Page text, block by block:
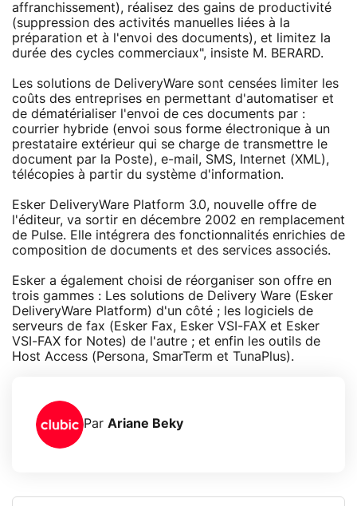
affranchissement), réalisez des gains de productivité
(suppression des activités manuelles liées à la
préparation et à l'envoi des documents), et limitez la
durée des cycles commerciaux", insiste M. BERARD.
Les solutions de DeliveryWare sont censées limiter les
coûts des entreprises en permettant d'automatiser et
de dématérialiser l'envoi de ces documents par :
courrier hybride (envoi sous forme électronique à un
prestataire extérieur qui se charge de transmettre le
document par la Poste), e-mail, SMS, Internet (XML),
télécopies à partir du système d'information.
Esker DeliveryWare Platform 3.0, nouvelle offre de
l'éditeur, va sortir en décembre 2002 en remplacement
de Pulse. Elle intégrera des fonctionnalités enrichies de
composition de documents et des services associés.
Esker a également choisi de réorganiser son offre en
trois gammes : Les solutions de Delivery Ware (Esker
DeliveryWare Platform) d'un côté ; les logiciels de
serveurs de fax (Esker Fax, Esker VSI-FAX et Esker
VSI-FAX for Notes) de l'autre ; et enfin les outils de
Host Access (Persona, SmarTerm et TunaPlus).
Par Ariane Beky